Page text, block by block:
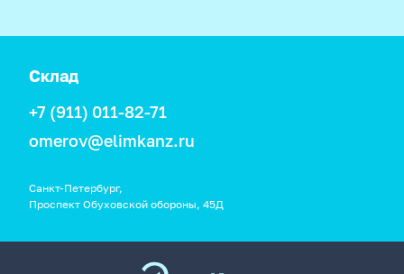
Склад
+7 (911) 011-82-71
omerov@elimkanz.ru
Санкт-Петербург,
Проспект Обуховской обороны, 45Д